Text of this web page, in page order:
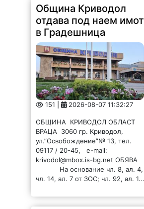
Община Криводол
отдава под наем имот
в Градешница
151 | 2026-08-07 11:32:27
ОБЩИНА КРИВОДОЛ ОБЛАСТ
ВРАЦА 3060 гр. Криводол,
ул.”Освобождение”№ 13, тел.
09117 / 20-45, e-mail:
krivodol@mbox.is-bg.net ОБЯВА
На основание чл. 8, ал. 4,
чл. 14, ал. 7 от ЗОС; чл. 92, ал. 1...